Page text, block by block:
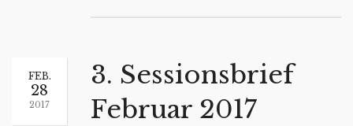
FEB.
28
2017
3. Sessionsbrief
Februar 2017